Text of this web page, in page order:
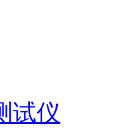
试仪